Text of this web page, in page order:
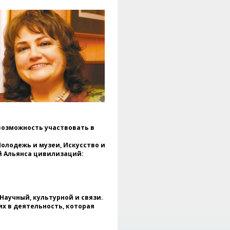
диалога и
мира. Одновременно,
поддержку,
движением «Клубы
детям и матерям
в Украине, а также
развития
с вновь
движением «Клубы
в этой стране.
гости:
движения ЮНЕСКО,
марониты, Президент
и
участвовать в
и музеи, Искусство и
Альянса цивилизаций:
культурной и связи.
в деятельность, которая